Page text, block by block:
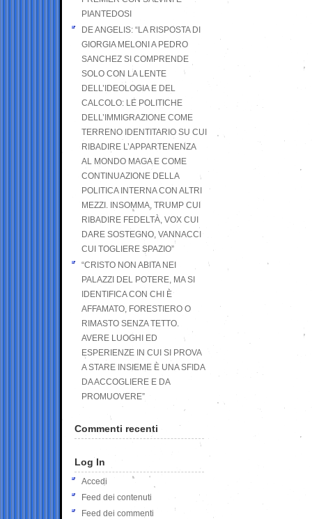
PIANTEDOSI
DE ANGELIS: “LA RISPOSTA DI
GIORGIA MELONI A PEDRO
SANCHEZ SI COMPRENDE
SOLO CON LA LENTE
DELL’IDEOLOGIA E DEL
CALCOLO: LE POLITICHE
DELL’IMMIGRAZIONE COME
TERRENO IDENTITARIO SU CUI
RIBADIRE L’APPARTENENZA
AL MONDO MAGA E COME
CONTINUAZIONE DELLA
POLITICA INTERNA CON ALTRI
MEZZI. INSOMMA, TRUMP CUI
RIBADIRE FEDELTÀ, VOX CUI
DARE SOSTEGNO, VANNACCI
CUI TOGLIERE SPAZIO”
“CRISTO NON ABITA NEI
PALAZZI DEL POTERE, MA SI
IDENTIFICA CON CHI È
AFFAMATO, FORESTIERO O
RIMASTO SENZA TETTO.
AVERE LUOGHI ED
ESPERIENZE IN CUI SI PROVA
A STARE INSIEME È UNA SFIDA
DA ACCOGLIERE E DA
PROMUOVERE”
Commenti recenti
Log In
Accedi
Feed dei contenuti
Feed dei commenti